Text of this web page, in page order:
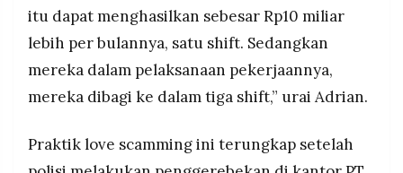
itu dapat menghasilkan sebesar Rp10 miliar
lebih per bulannya, satu shift. Sedangkan
mereka dalam pelaksanaan pekerjaannya,
mereka dibagi ke dalam tiga shift,” urai Adrian.
Praktik love scamming ini terungkap setelah